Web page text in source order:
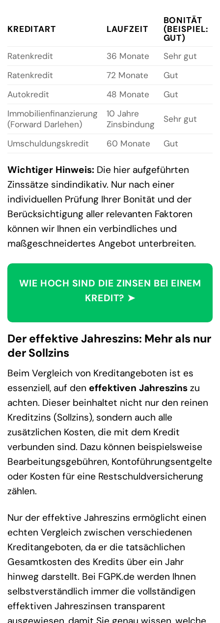
KREDITART LAUFZEIT
BONITÄT
(BEISPIEL:
GUT)
Ratenkredit
36 Monate Sehr gut
Ratenkredit
72 Monate Gut
Autokredit
48 Monate Gut
Immobilienfinanzierung
(Forward Darlehen)
10 Jahre
Zinsbindung
Sehr gut
Umschuldungskredit 60 Monate Gut
Wichtiger Hinweis: Die hier aufgeführten
Zinssätze sindindikativ. Nur nach einer
individuellen Prüfung Ihrer Bonität und der
Berücksichtigung aller relevanten Faktoren
können wir Ihnen ein verbindliches und
maßgeschneidertes Angebot unterbreiten.
WIE HOCH SIND DIE ZINSEN BEI EINEM
KREDIT? ➤
Der effektive Jahreszins: Mehr als nur
der Sollzins
Beim Vergleich von Kreditangeboten ist es
essenziell, auf den effektiven Jahreszins zu
achten. Dieser beinhaltet nicht nur den reinen
Kreditzins (Sollzins), sondern auch alle
zusätzlichen Kosten, die mit dem Kredit
verbunden sind. Dazu können beispielsweise
Bearbeitungsgebühren, Kontoführungsentgelte
oder Kosten für eine Restschuldversicherung
zählen.
Nur der effektive Jahreszins ermöglicht einen
echten Vergleich zwischen verschiedenen
Kreditangeboten, da er die tatsächlichen
Gesamtkosten des Kredits über ein Jahr
hinweg darstellt. Bei FGPK.de werden Ihnen
selbstverständlich immer die vollständigen
effektiven Jahreszinsen transparent